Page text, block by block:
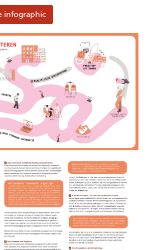
infographic